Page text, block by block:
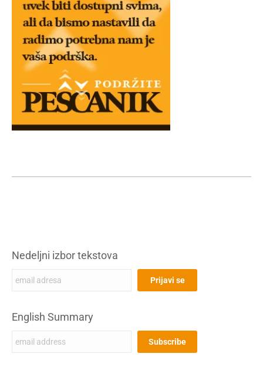
Nedeljni izbor tekstova
English Summary